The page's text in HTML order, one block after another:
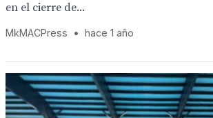
en el cierre de...
MkMACPress • hace 1 año